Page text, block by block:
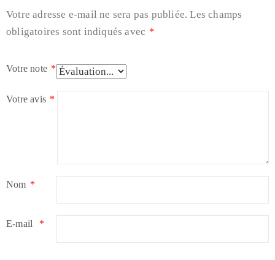
Votre adresse e-mail ne sera pas publiée. Les champs
obligatoires sont indiqués avec *
Votre note *
Votre avis *
Nom *
E-mail *